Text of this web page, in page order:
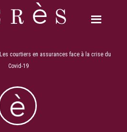
Les courtiers en assurances face à la crise du
Covid-19